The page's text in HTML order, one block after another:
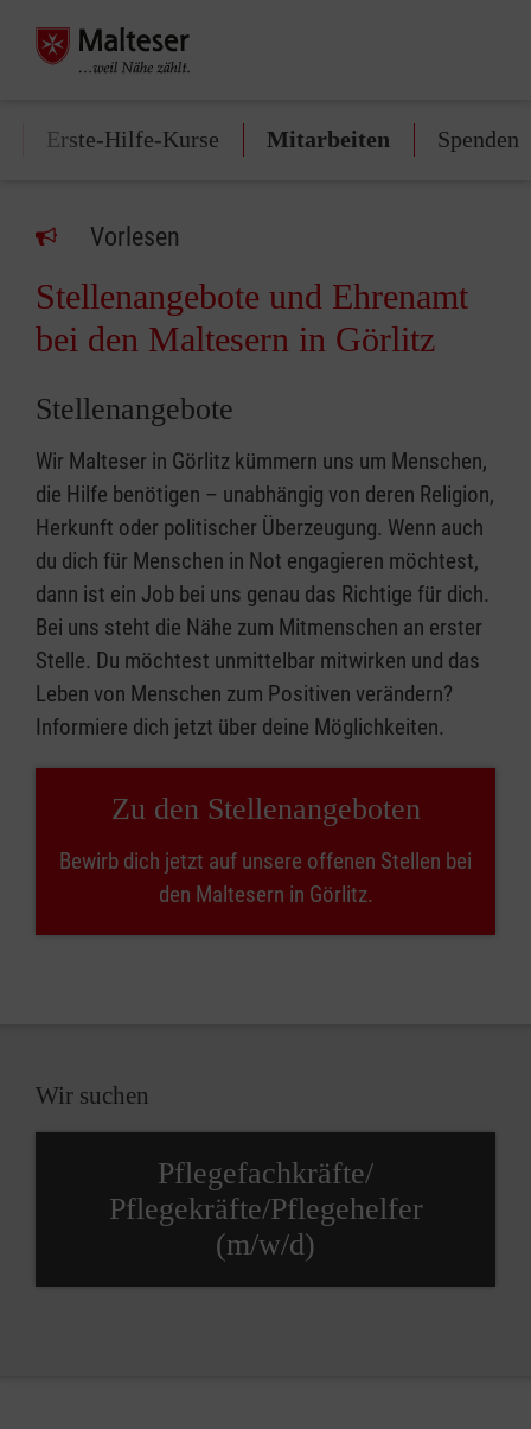
Erste-Hilfe-Kurse Mitarbeiten Spenden
Vorlesen
Stellenangebote und Ehrenamt
bei den Maltesern in Görlitz
Stellenangebote
Wir Malteser in Görlitz kümmern uns um Menschen,
die Hilfe benötigen – unabhängig von deren Religion,
Herkunft oder politischer Überzeugung. Wenn auch
du dich für Menschen in Not engagieren möchtest,
dann ist ein Job bei uns genau das Richtige für dich.
Bei uns steht die Nähe zum Mitmenschen an erster
Stelle. Du möchtest unmittelbar mitwirken und das
Leben von Menschen zum Positiven verändern?
Informiere dich jetzt über deine Möglichkeiten.
Zu den Stellenangeboten
Bewirb dich jetzt auf unsere offenen Stellen bei
den Maltesern in Görlitz.
Wir suchen
Pflegefachkräfte/
Pflegekräfte/Pflegehelfer
(m/w/d)